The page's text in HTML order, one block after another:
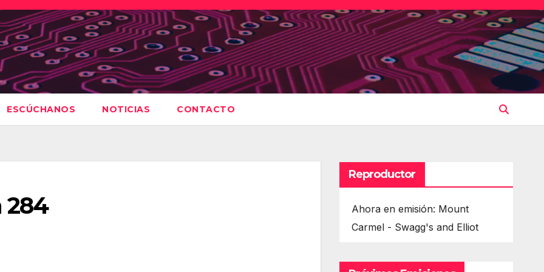
ESCÚCHANOS NOTICIAS CONTACTO
284
Reproductor
Ahora en emisión: Mount
Carmel - Swagg's and Elliot